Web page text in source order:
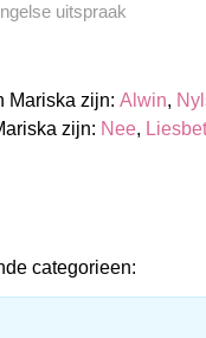
uitspraak
Mariska zijn: Alwin,
zijn: Nee,
categorieen: